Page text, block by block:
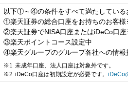
以下①～④の条件をすべて満たしている
①楽天証券の総合口座をお持ちのお客
②楽天証券でNISA口座またはiDeCo口
③楽天ポイントコース設定中
④楽天グループのグループ各社への情報
未成年口座、法人口座は対象外です。
iDeCo口座は初期設定が必要です。 iDeCo